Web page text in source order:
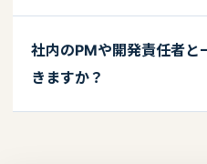
社内のPMや開発責任者と
きますか？